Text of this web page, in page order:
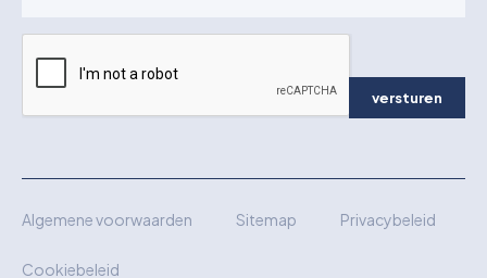
versturen
Algemene voorwaarden Sitemap Privacybeleid
Cookiebeleid